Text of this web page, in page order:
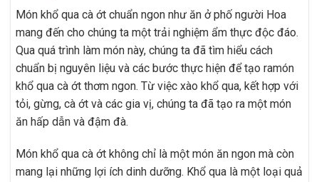
Món khổ qua cà ớt chuẩn ngon như ăn ở phố người Hoa
mang đến cho chúng ta một trải nghiệm ẩm thực độc đáo.
Qua quá trình làm món này, chúng ta đã tìm hiểu cách
chuẩn bị nguyên liệu và các bước thực hiện để tạo ramón
khổ qua cà ớt thơm ngon. Từ việc xào khổ qua, kết hợp với
tỏi, gừng, cà ớt và các gia vị, chúng ta đã tạo ra một món
ăn hấp dẫn và đậm đà.
Món khổ qua cà ớt không chỉ là một món ăn ngon mà còn
mang lại những lợi ích dinh dưỡng. Khổ qua là một loại quả